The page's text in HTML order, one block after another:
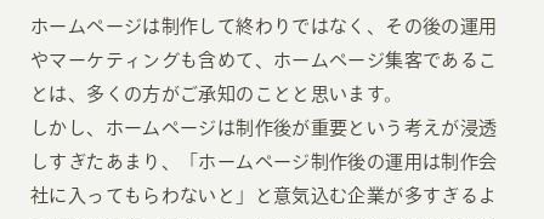
ホームページは制作して終わりではなく、その後の運用
やマーケティングも含めて、ホームページ集客であるこ
とは、多くの方がご承知のことと思います。
しかし、ホームページは制作後が重要という考えが浸透
しすぎたあまり、「ホームページ制作後の運用は制作会
社に入ってもらわないと」と意気込む企業が多すぎるよ